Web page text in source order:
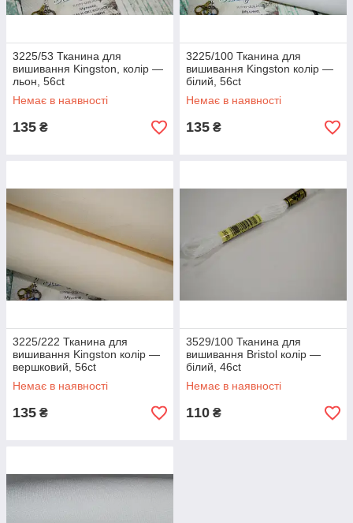
3225/53 Тканина для
вишивання Kingston, колір —
льон, 56ct
Немає в наявності
135 ₴
3225/100 Тканина для
вишивання Kingston колір —
білий, 56ct
Немає в наявності
135 ₴
3225/222 Тканина для
вишивання Kingston колір —
вершковий, 56ct
Немає в наявності
135 ₴
3529/100 Тканина для
вишивання Bristol колір —
білий, 46ct
Немає в наявності
110 ₴